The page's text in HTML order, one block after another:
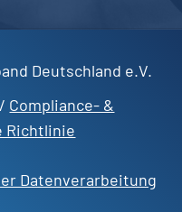
Deutschland e.V.
/ Compliance- &
Richtlinie
Datenverarbeitung